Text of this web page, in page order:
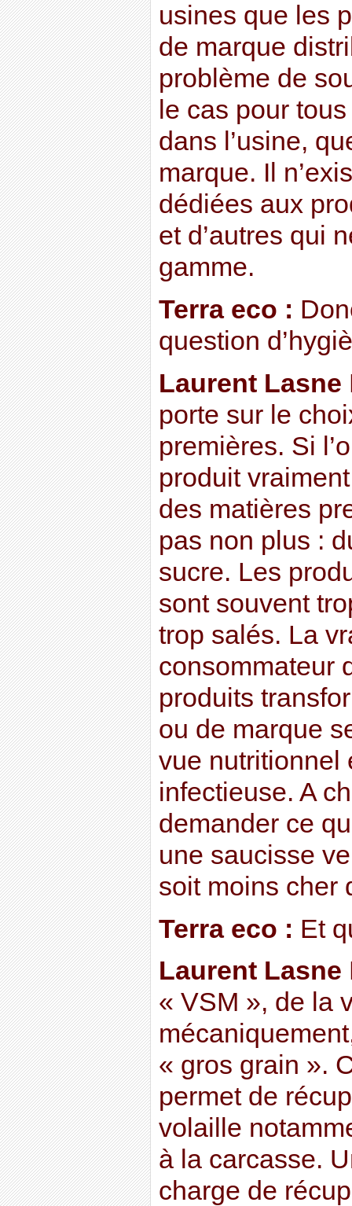
usines que les
de marque
problème de
le cas pour
dans l’usine,
marque. Il
dédiées aux
et d’autres qui
gamme.
Terra eco :
question
Laurent Lasne
porte sur le
premières. Si
produit
des matières
pas non plus :
sucre. Les
sont souvent
trop salés. La
consommateur
produits
ou de marque
vue nutritionnel
infectieuse. A
demander ce
une saucisse
soit moins cher
Terra eco : Et
Laurent Lasne
« VSM », de la
« gros grain ».
permet de
volaille
à la carcasse.
charge de